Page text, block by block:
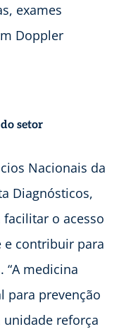
exames
Doppler
setor
Nacionais da
Diagnósticos,
o acesso
e contribuir para
“A medicina
para prevenção
unidade reforça